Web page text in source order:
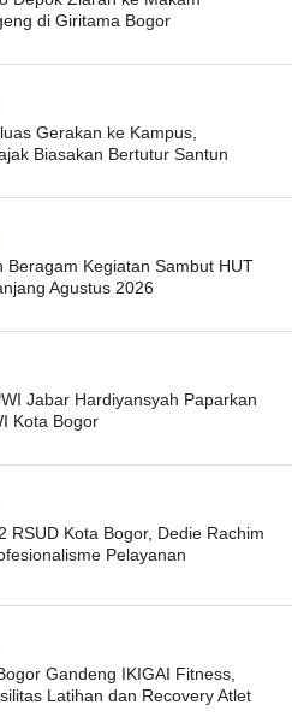
di Giritama Bogor
Gerakan ke Kampus,
Biasakan Bertutur Santun
Beragam Kegiatan Sambut HUT
Agustus 2026
Jabar Hardiyansyah Paparkan
Kota Bogor
RSUD Kota Bogor, Dedie Rachim
Pelayanan
Gandeng IKIGAI Fitness,
Latihan dan Recovery Atlet